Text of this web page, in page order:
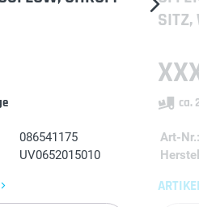
086541175
UV0652015010
SITZ,
ca.
Art-